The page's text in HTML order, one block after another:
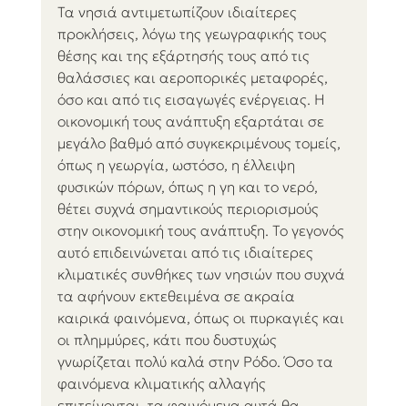
Τα νησιά αντιμετωπίζουν ιδιαίτερες
προκλήσεις, λόγω της γεωγραφικής τους
θέσης και της εξάρτησής τους από τις
θαλάσσιες και αεροπορικές μεταφορές,
όσο και από τις εισαγωγές ενέργειας. Η
οικονομική τους ανάπτυξη εξαρτάται σε
μεγάλο βαθμό από συγκεκριμένους τομείς,
όπως η γεωργία, ωστόσο, η έλλειψη
φυσικών πόρων, όπως η γη και το νερό,
θέτει συχνά σημαντικούς περιορισμούς
στην οικονομική τους ανάπτυξη. Το γεγονός
αυτό επιδεινώνεται από τις ιδιαίτερες
κλιματικές συνθήκες των νησιών που συχνά
τα αφήνουν εκτεθειμένα σε ακραία
καιρικά φαινόμενα, όπως οι πυρκαγιές και
οι πλημμύρες, κάτι που δυστυχώς
γνωρίζεται πολύ καλά στην Ρόδο. Όσο τα
φαινόμενα κλιματικής αλλαγής